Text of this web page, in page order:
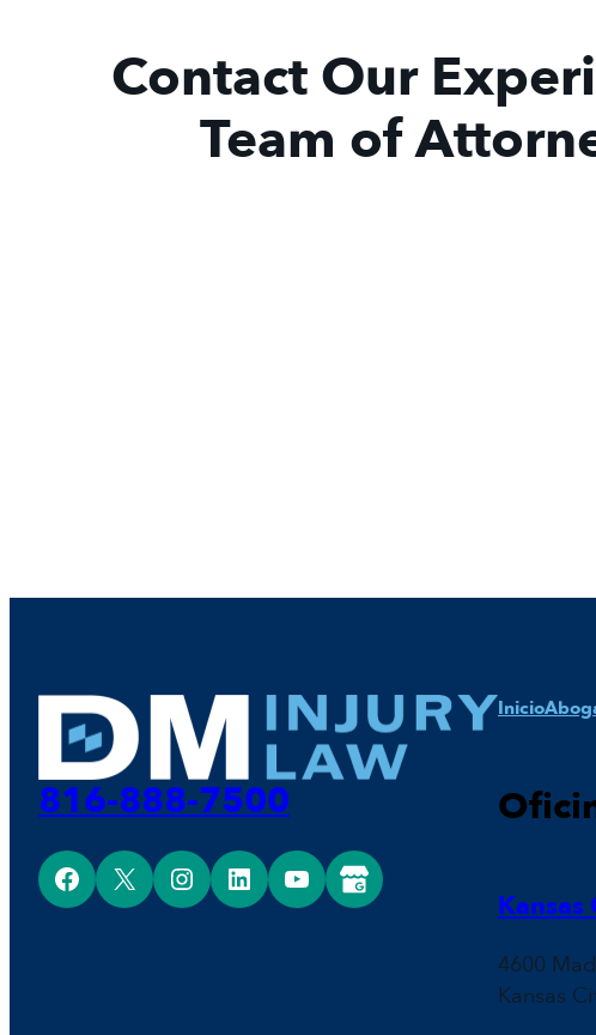
Contact Our
Team of
816-888-7500
Facebook X Instagram LinkedIn YouTube Google Business Profile
Inicio
Kansas
4600
Kansas